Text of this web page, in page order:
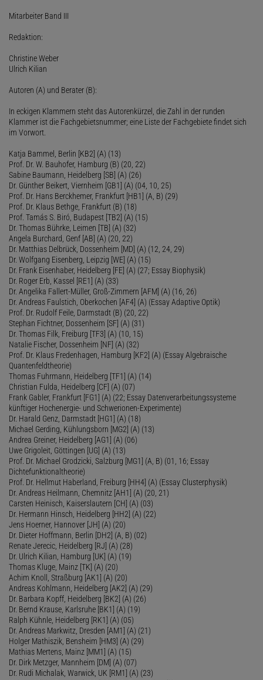
Mitarbeiter Band III
Redaktion:
Christine Weber
Ulrich Kilian
Autoren (A) und Berater (B):
In eckigen Klammern steht das Autorenkürzel, die Zahl in der runden
Klammer ist die Fachgebietsnummer; eine Liste der Fachgebiete findet sich
im Vorwort.
Katja Bammel, Berlin [KB2] (A) (13)
Prof. Dr. W. Bauhofer, Hamburg (B) (20, 22)
Sabine Baumann, Heidelberg [SB] (A) (26)
Dr. Günther Beikert, Viernheim [GB1] (A) (04, 10, 25)
Prof. Dr. Hans Berckhemer, Frankfurt [HB1] (A, B) (29)
Prof. Dr. Klaus Bethge, Frankfurt (B) (18)
Prof. Tamás S. Biró, Budapest [TB2] (A) (15)
Dr. Thomas Bührke, Leimen [TB] (A) (32)
Angela Burchard, Genf [AB] (A) (20, 22)
Dr. Matthias Delbrück, Dossenheim [MD] (A) (12, 24, 29)
Dr. Wolfgang Eisenberg, Leipzig [WE] (A) (15)
Dr. Frank Eisenhaber, Heidelberg [FE] (A) (27; Essay Biophysik)
Dr. Roger Erb, Kassel [RE1] (A) (33)
Dr. Angelika Fallert-Müller, Groß-Zimmern [AFM] (A) (16, 26)
Dr. Andreas Faulstich, Oberkochen [AF4] (A) (Essay Adaptive Optik)
Prof. Dr. Rudolf Feile, Darmstadt (B) (20, 22)
Stephan Fichtner, Dossenheim [SF] (A) (31)
Dr. Thomas Filk, Freiburg [TF3] (A) (10, 15)
Natalie Fischer, Dossenheim [NF] (A) (32)
Prof. Dr. Klaus Fredenhagen, Hamburg [KF2] (A) (Essay Algebraische
Quantenfeldtheorie)
Thomas Fuhrmann, Heidelberg [TF1] (A) (14)
Christian Fulda, Heidelberg [CF] (A) (07)
Frank Gabler, Frankfurt [FG1] (A) (22; Essay Datenverarbeitungssysteme
künftiger Hochenergie- und Schwerionen-Experimente)
Dr. Harald Genz, Darmstadt [HG1] (A) (18)
Michael Gerding, Kühlungsborn [MG2] (A) (13)
Andrea Greiner, Heidelberg [AG1] (A) (06)
Uwe Grigoleit, Göttingen [UG] (A) (13)
Prof. Dr. Michael Grodzicki, Salzburg [MG1] (A, B) (01, 16; Essay
Dichtefunktionaltheorie)
Prof. Dr. Hellmut Haberland, Freiburg [HH4] (A) (Essay Clusterphysik)
Dr. Andreas Heilmann, Chemnitz [AH1] (A) (20, 21)
Carsten Heinisch, Kaiserslautern [CH] (A) (03)
Dr. Hermann Hinsch, Heidelberg [HH2] (A) (22)
Jens Hoerner, Hannover [JH] (A) (20)
Dr. Dieter Hoffmann, Berlin [DH2] (A, B) (02)
Renate Jerecic, Heidelberg [RJ] (A) (28)
Dr. Ulrich Kilian, Hamburg [UK] (A) (19)
Thomas Kluge, Mainz [TK] (A) (20)
Achim Knoll, Straßburg [AK1] (A) (20)
Andreas Kohlmann, Heidelberg [AK2] (A) (29)
Dr. Barbara Kopff, Heidelberg [BK2] (A) (26)
Dr. Bernd Krause, Karlsruhe [BK1] (A) (19)
Ralph Kühnle, Heidelberg [RK1] (A) (05)
Dr. Andreas Markwitz, Dresden [AM1] (A) (21)
Holger Mathiszik, Bensheim [HM3] (A) (29)
Mathias Mertens, Mainz [MM1] (A) (15)
Dr. Dirk Metzger, Mannheim [DM] (A) (07)
Dr. Rudi Michalak, Warwick, UK [RM1] (A) (23)